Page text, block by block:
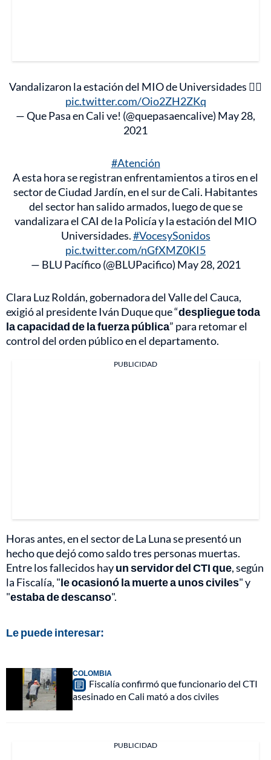
Vandalizaron la estación del MIO de Universidades 🤦‍♂️
pic.twitter.com/Oio2ZH2ZKq
— Que Pasa en Cali ve! (@quepasaencalive) May 28,
2021
#Atención
A esta hora se registran enfrentamientos a tiros en el
sector de Ciudad Jardín, en el sur de Cali. Habitantes
del sector han salido armados, luego de que se
vandalizara el CAI de la Policía y la estación del MIO
Universidades.#VocesySonidos
pic.twitter.com/nGfXMZ0KI5
— BLU Pacífico (@BLUPacifico) May 28, 2021
Clara Luz Roldán, gobernadora del Valle del Cauca,
exigió al presidente Iván Duque que “despliegue toda
la capacidad de la fuerza pública” para retomar el
control del orden público en el departamento.
PUBLICIDAD
Horas antes, en el sector de La Luna se presentó un
hecho que dejó como saldo tres personas muertas.
Entre los fallecidos hayun servidor del CTI que, según
la Fiscalía, "le ocasionó la muerte a unos civiles" y
"estaba de descanso".
Le puede interesar:
COLOMBIA
Fiscalía confirmó que funcionario del CTI
asesinado en Cali mató a dos civiles
PUBLICIDAD